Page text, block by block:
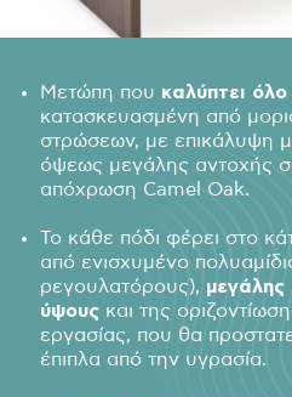
Μετώπη που καλύπτει
κατασκευασμένη από
στρώσεων, με επικάλυψη
όψεως μεγάλης αντοχής
απόχρωση Camel Oak.
Το κάθε πόδι φέρει στο
από ενισχυμένο
ρεγουλατόρους), μεγάλης
ύψους και της
εργασίας, που θα
έπιπλα από την υγρασία.